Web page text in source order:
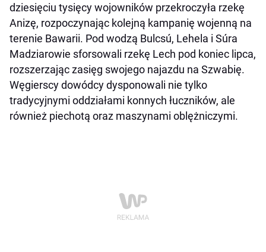
dziesięciu tysięcy wojowników przekroczyła rzekę
Anizę, rozpoczynając kolejną kampanię wojenną na
terenie Bawarii. Pod wodzą Bulcsú, Lehela i Súra
Madziarowie sforsowali rzekę Lech pod koniec lipca,
rozszerzając zasięg swojego najazdu na Szwabię.
Węgierscy dowódcy dysponowali nie tylko
tradycyjnymi oddziałami konnych łuczników, ale
również piechotą oraz maszynami oblężniczymi.